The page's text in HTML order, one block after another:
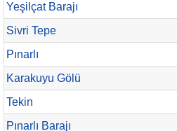
Yeşilçat Barajı
Sivri Tepe
Pınarlı
Karakuyu Gölü
Tekin
Pınarlı Barajı